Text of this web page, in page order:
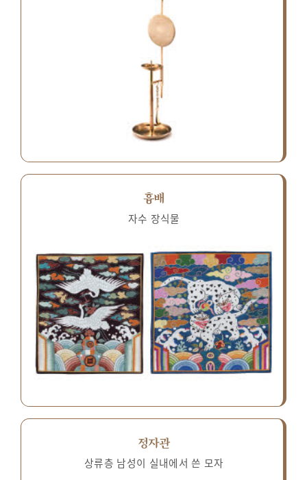
흉배
자수 장식물
정자관
상류층 남성이 실내에서 쓴 모자